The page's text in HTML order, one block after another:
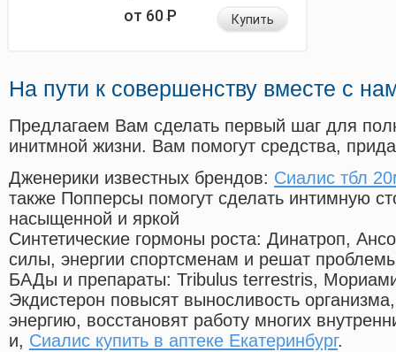
от 60Р Купить
На пути к совершенству вместе с
Предлагаем Вам сделать первый шаг для
инитмной жизни. Вам помогут средства,
Дженерики известных брендов: Сиалис тбл
также Попперсы помогут сделать интимную
насыщенной и яркой
Синтетические гормоны роста: Динатроп,
силы, энергии спортсменам и решат
БАДы и препараты: Tribulus terrestris,
Экдистерон повысят выносливость
энергию, восстановят работу многих
и, Сиалис купить в аптеке Екатеринбург.